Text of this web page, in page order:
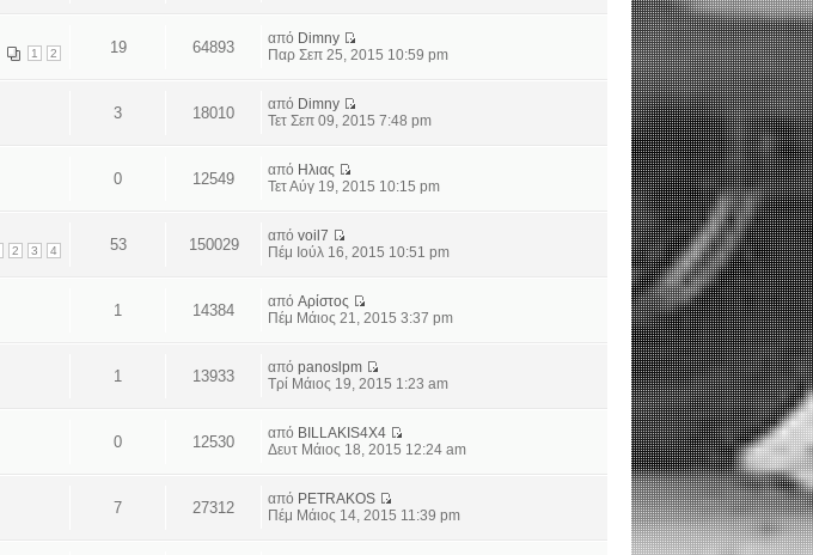
1 2 19 64893 από Dimny
Παρ Σεπ 25, 2015 10:59 pm
3 18010 από Dimny
Τετ Σεπ 09, 2015 7:48 pm
0 12549 από Ηλιας
Τετ Αύγ 19, 2015 10:15 pm
2 3 4 53 150029 απόvoil7
Πέμ Ιούλ 16, 2015 10:51 pm
1 14384 απόΑρίστος
Πέμ Μάιος 21, 2015 3:37 pm
1 13933 απόpanoslpm
Τρί Μάιος 19, 2015 1:23 am
0 12530 από BILLAKIS4X4
Δευτ Μάιος 18, 2015 12:24 am
7 27312 από PETRAKOS
Πέμ Μάιος 14, 2015 11:39 pm